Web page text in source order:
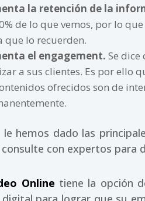
la retención de la
de lo que vemos, por lo
que lo recuerden.
el engagement. Se
a sus clientes. Es por ello
ofrecidos son de
le hemos dado las
con expertos para
Online tiene la opción